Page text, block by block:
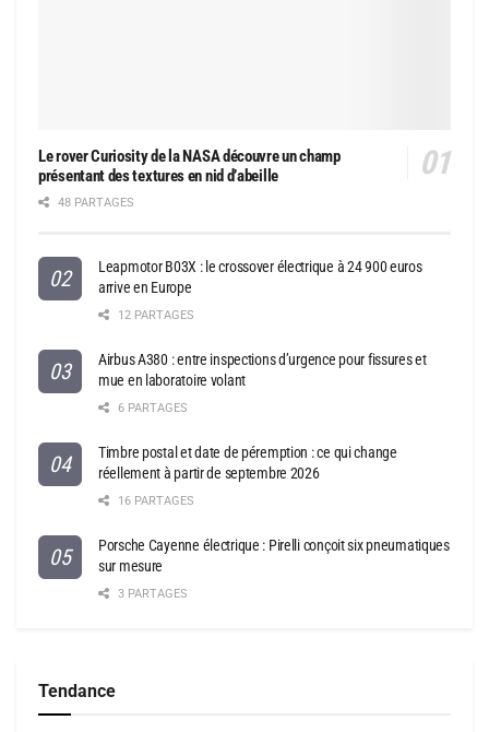
Le rover Curiosity de la NASA découvre un champ
présentant des textures en nid d’abeille
48 PARTAGES
Leapmotor B03X : le crossover électrique à 24 900 euros
arrive en Europe
12 PARTAGES
Airbus A380 : entre inspections d’urgence pour fissures et
mue en laboratoire volant
6 PARTAGES
Timbre postal et date de péremption : ce qui change
réellement à partir de septembre 2026
16 PARTAGES
Porsche Cayenne électrique : Pirelli conçoit six pneumatiques
sur mesure
3 PARTAGES
Tendance